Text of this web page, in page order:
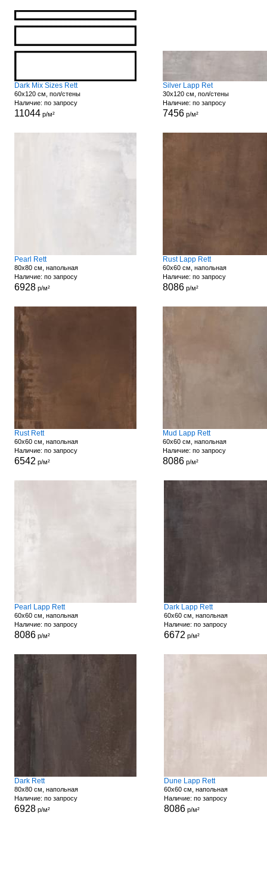
Dark Mix Sizes Rett
60x120 см, пол/стены
Наличие: по запросу
11044р/м²
Silver Lapp Ret
30x120 см, пол/стены
Наличие: по запросу
7456р/м²
Pearl Rett
80x80 см, напольная
Наличие: по запросу
6928р/м²
Rust Lapp Rett
60x60 см, напольная
Наличие: по запросу
8086р/м²
Rust Rett
60x60 см, напольная
Наличие: по запросу
6542 р/м²
Mud Lapp Rett
60x60 см, напольная
Наличие: по запросу
8086р/м²
Pearl Lapp Rett
60x60 см, напольная
Наличие: по запросу
8086 р/м²
Dark Lapp Rett
60x60 см, напольная
Наличие: по запросу
6672 р/м²
Dark Rett
80x80 см, напольная
Наличие: по запросу
6928 р/м²
Dune Lapp Rett
60x60 см, напольная
Наличие: по запросу
8086р/м²